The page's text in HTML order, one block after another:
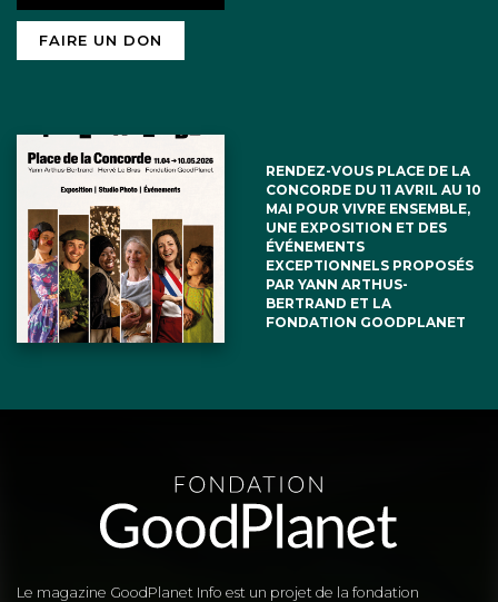
FAIRE UN DON
RENDEZ-VOUS PLACE DE LA
CONCORDE DU 11 AVRIL AU 10
MAI POUR VIVRE ENSEMBLE,
UNE EXPOSITION ET DES
ÉVÉNEMENTS
EXCEPTIONNELS PROPOSÉS
PAR YANN ARTHUS-
BERTRAND ET LA
FONDATION GOODPLANET
Le magazine GoodPlanet Info est un projet de la fondation